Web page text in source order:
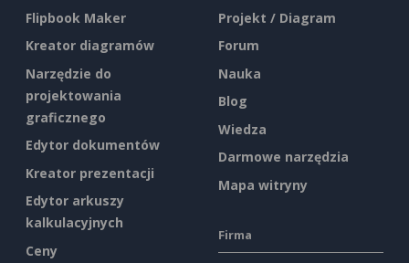
Flipbook Maker
Kreator diagramów
Narzędzie do
projektowania
graficznego
Edytor dokumentów
Kreator prezentacji
Edytor arkuszy
kalkulacyjnych
Ceny
Projekt / Diagram
Forum
Nauka
Blog
Wiedza
Darmowe narzędzia
Mapa witryny
Firma